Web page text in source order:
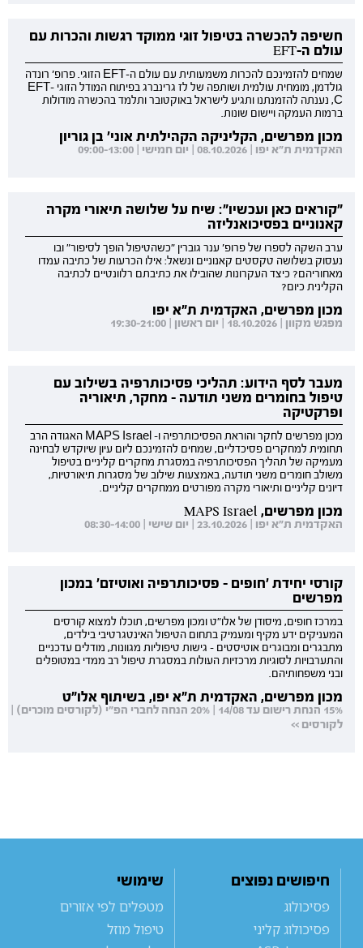
חשיפה להכשרה בטיפול זוגי ממוקד רגשות והכרות עם
עולם ה-EFT
שמחים להזמינכם להכרות משמעותית עם עולם ה-EFT הזוגי. פרופ' רונדה
גולדמן, מומחית עולמית ושותפה של לז גרינברג בפיתוח המודל הזוגי EFT-
C, נענתה להזמנתנו ותגיע לישראל באוקטובר ותלמד בהכשרה מודולות
ברמות העמקה ויישום שונות.
מכון מפרשים, הקליניקה הקהילתית אוני' בן גוריון
האקדמית ת"א יפו | 08.10.2026 | יום חמישי | 09:00-13:00
"קוראים כאן ועכשיו": שיח על שלושה תיאורי מקרה
קאנוניים בפסיכואנליזה
ערב השקה לספרו של פרופ' ענר גוברין "כשהטיפול הופך לסיפור" ובו
נעסוק בשלושה טקסטים קאנוניים ונשאל: אילו הכרעות של כתיבה עמדו
מאחוריהם? כיצד העקרונות שהובילו את כתיבתם רלוונטיים לכתיבה
הקלינית כיום?
מכון מפרשים, האקדמית ת"א יפו
מפגש מקוון | 18.10.2026 | יום ראשון | 19:30-21:00
מעבר לסף הידוע: תהליכי פסיכותרפיה בשילוב עם
טיפול בחומרים משני תודעה - מחקר, תיאוריה
ופרקטיקה
מכון מפרשים לחקר והוראת הפסיכותרפיה ו- MAPS Israel האגודה הרב
תחומית למחקרים פסיכדליים, שמחים להזמינכם ליום עיון שיוקדש לבחינה
מעמיקה של תהליך הפסיכותרפיה במסגרת מחקרים קליניים בטיפול
משולב חומרים משני תודעה, באמצעות שילוב של מסגרות תיאורטיות,
דיונים קליניים ותיאורי מקרה מפורטים ממחקרים קליניים.
מכון מפרשים, MAPS Israel
האקדמית ת"א יפו | 23.10.2026 | יום שישי | 08:30-14:00
קורסי יחידת 'חופים - פסיכותרפיה ואוטיזם' במכון
מפרשים
במרכז חופים, מיסודן של אלו"ט ומכון מפרשים, תוכלו למצוא קורסים
המעניקים ידע מקיף ומעמיק בתחום הטיפול האינטגרטיבי בילדים,
מתבגרים ומבוגרים אוטיסטים - גישות טיפוליות מגוונות, מודלים עדכניים
והתערבויות לסוגיות מרכזיות העולות במסגרת טיפול רב ממדי במטופלים
ובני משפחותיהם.
מכון מפרשים, האקדמית ת"א יפו, בשיתוף אלו"ט
15% הנחת רישום עד 14/08 | 20% הנחה לחברי הפ"י (לקורסים מוכרים) |
לקורסים >>
חיפושים נפוצים
פסיכולוג
פסיכולוג קליני
שימושי
מטפלים לפי אזורים
טיפול מוזל